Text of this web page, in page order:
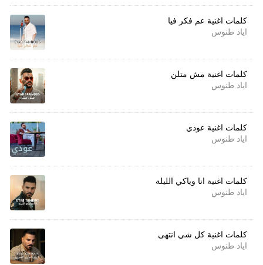
كلمات اغنية عم فكر فيا
اياد طنوس
كلمات اغنية مش متلن
اياد طنوس
كلمات اغنية عودي
اياد طنوس
كلمات اغنية انا وياكي الليلة
اياد طنوس
كلمات اغنية كل شي انتهى
اياد طنوس